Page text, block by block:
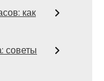
как
советы